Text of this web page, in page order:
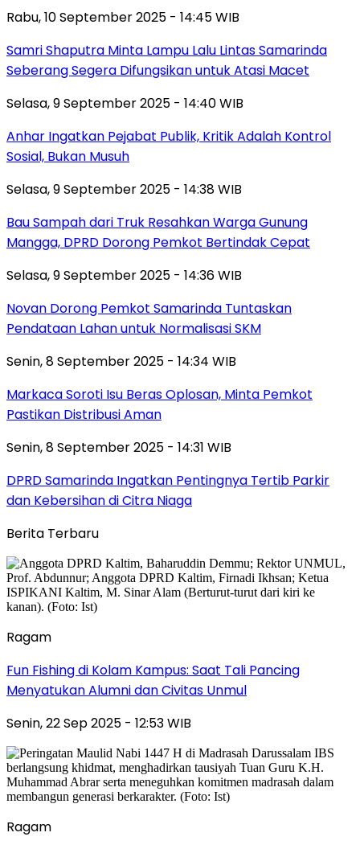
Rabu, 10 September 2025 - 14:45 WIB
Samri Shaputra Minta Lampu Lalu Lintas Samarinda
Seberang Segera Difungsikan untuk Atasi Macet
Selasa, 9 September 2025 - 14:40 WIB
Anhar Ingatkan Pejabat Publik, Kritik Adalah Kontrol
Sosial, Bukan Musuh
Selasa, 9 September 2025 - 14:38 WIB
Bau Sampah dari Truk Resahkan Warga Gunung
Mangga, DPRD Dorong Pemkot Bertindak Cepat
Selasa, 9 September 2025 - 14:36 WIB
Novan Dorong Pemkot Samarinda Tuntaskan
Pendataan Lahan untuk Normalisasi SKM
Senin, 8 September 2025 - 14:34 WIB
Markaca Soroti Isu Beras Oplosan, Minta Pemkot
Pastikan Distribusi Aman
Senin, 8 September 2025 - 14:31 WIB
DPRD Samarinda Ingatkan Pentingnya Tertib Parkir
dan Kebersihan di Citra Niaga
Berita Terbaru
Ragam
Fun Fishing di Kolam Kampus: Saat Tali Pancing
Menyatukan Alumni dan Civitas Unmul
Senin, 22 Sep 2025 - 12:53 WIB
Ragam